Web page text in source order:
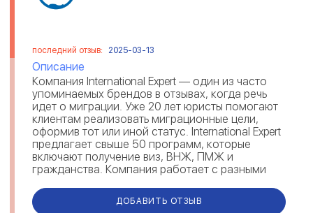
последний отзыв: 2025-03-13
Описание
Компания International Expert — один из часто
упоминаемых брендов в отзывах, когда речь
идет о миграции. Уже 20 лет юристы помогают
клиентам реализовать миграционные цели,
оформив тот или иной статус. International Expert
предлагает свыше 50 программ, которые
включают получение виз, ВНЖ, ПМЖ и
гражданства. Компания работает с разными
ДОБАВИТЬ ОТЗЫВ